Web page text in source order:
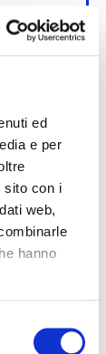
ed
e per
sito con i
web,
hanno
via
la
nostra
dei
e